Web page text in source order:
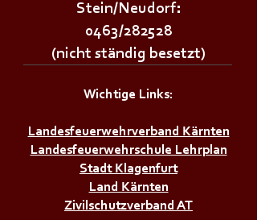
Stein/Neudorf:
0463/282528
(nicht ständig besetzt)
Wichtige Links:
Landesfeuerwehrverband Kärnten
Landesfeuerwehrschule Lehrplan
Stadt Klagenfurt
Land Kärnten
Zivilschutzverband AT